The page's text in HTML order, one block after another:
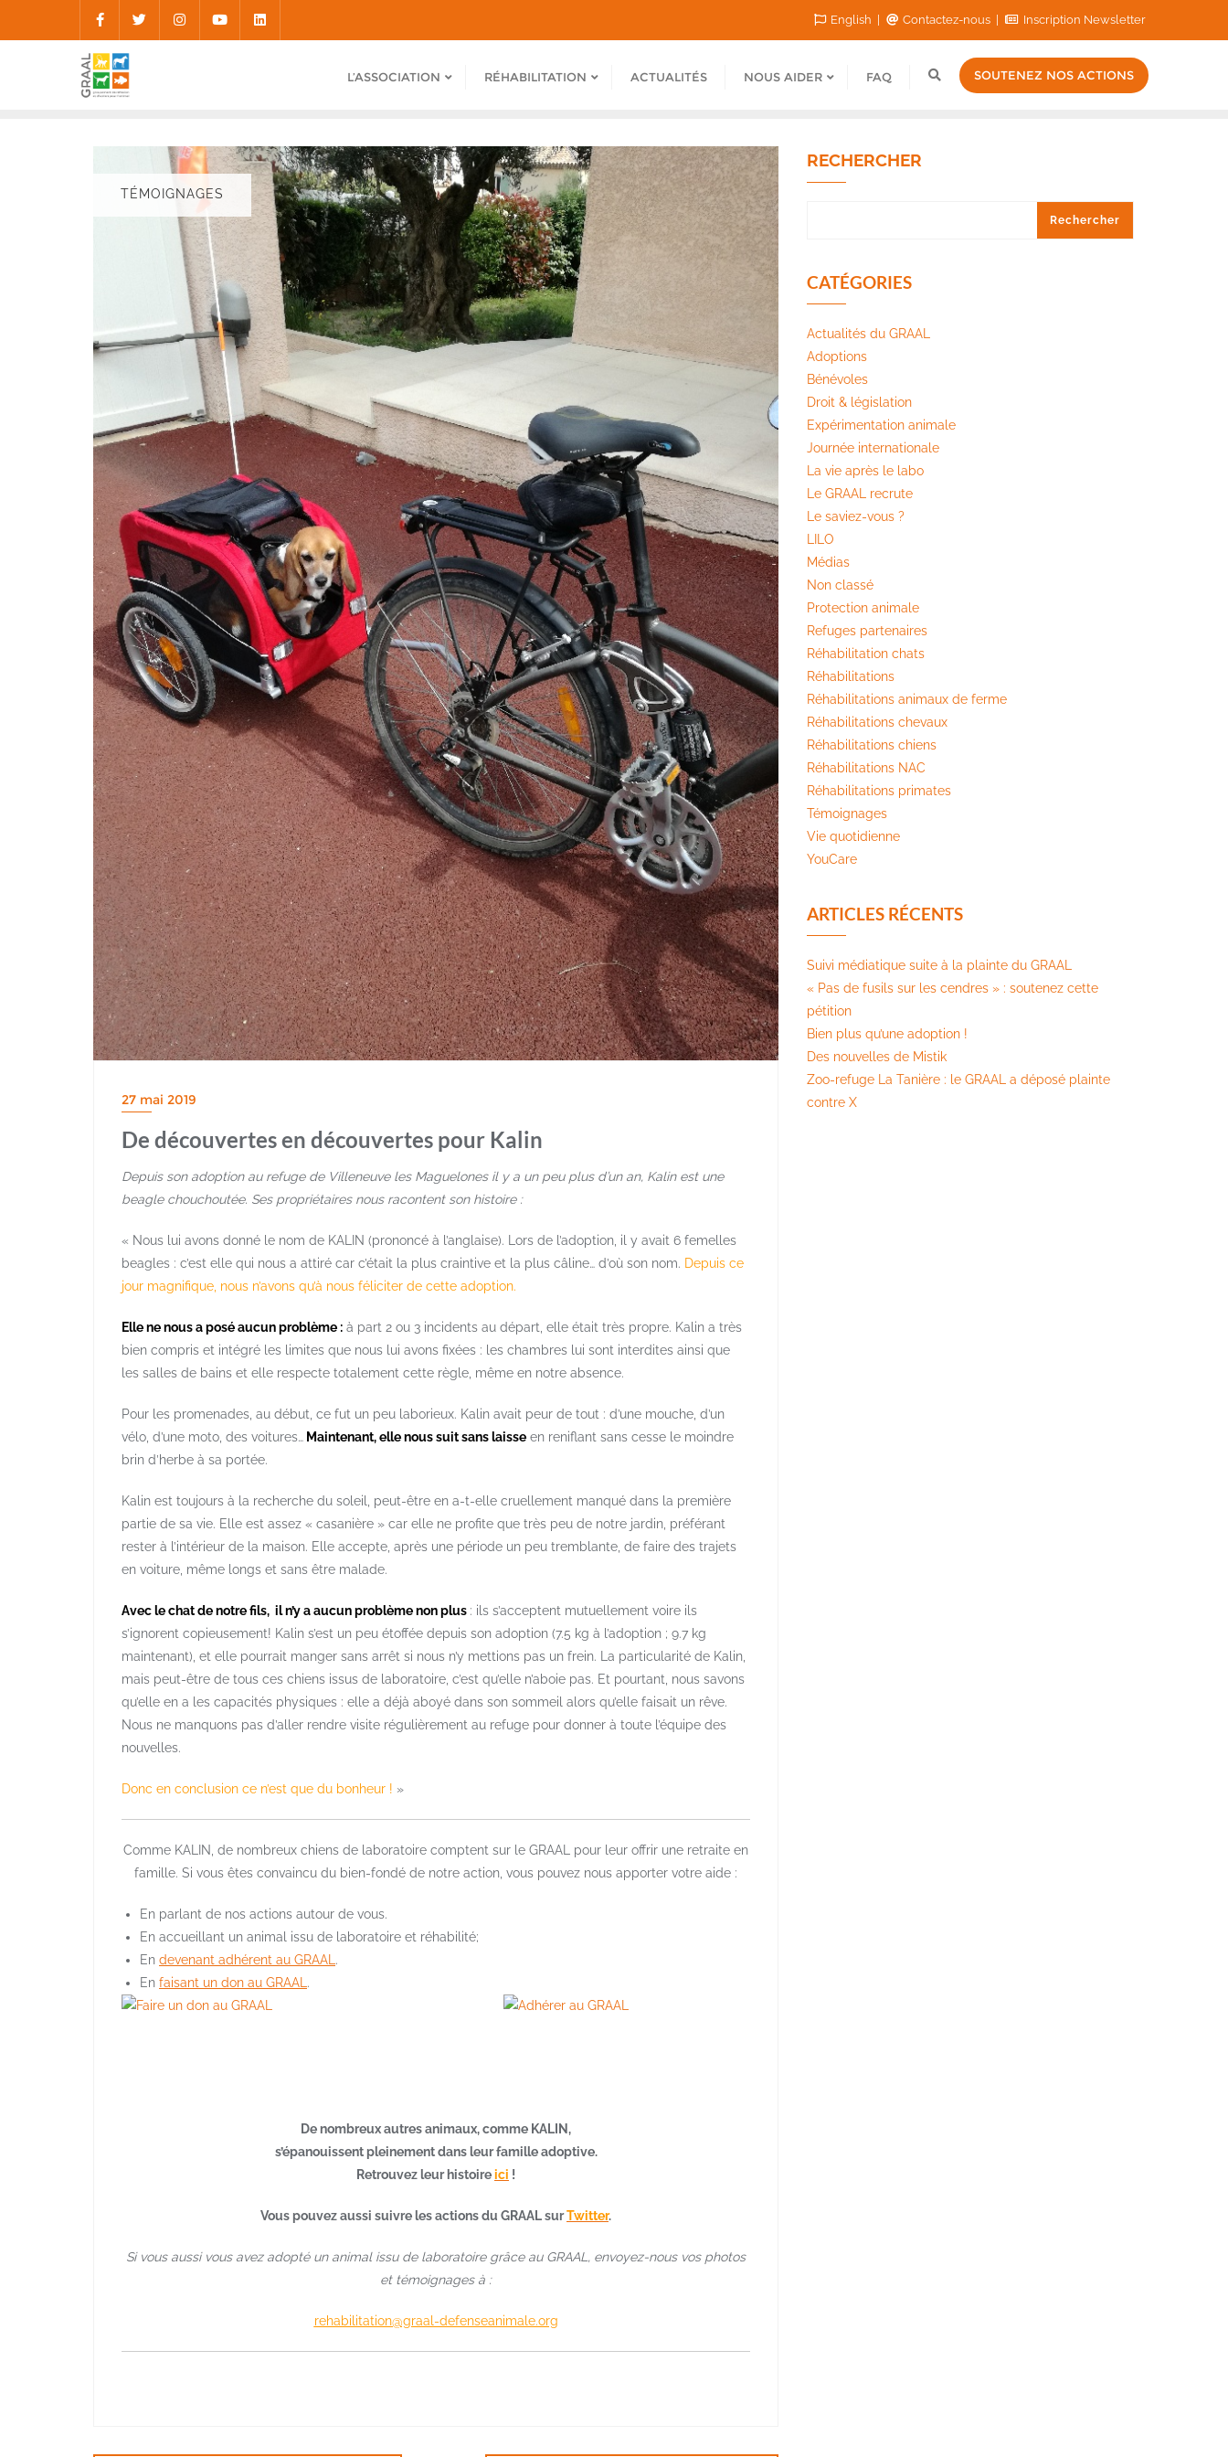
English Contactez-nous Inscription Newsletter
L’ASSOCIATION RÉHABILITATION ACTUALITÉS NOUS AIDER FAQ SOUTENEZ NOS ACTIONS
TÉMOIGNAGES
27 mai 2019
De découvertes en découvertes pour Kalin
Depuis son adoption au refuge de Villeneuve les Maguelones il y a un peu plus d’un an, Kalin est une
beagle chouchoutée. Ses propriétaires nous racontent son histoire :
« Nous lui avons donné le nom de KALIN (prononcé à l’anglaise). Lors de l’adoption, il y avait 6 femelles
beagles : c’est elle qui nous a attiré car c’était la plus craintive et la plus câline… d’où son nom. Depuis ce
jour magnifique, nous n’avons qu’à nous féliciter de cette adoption.
Elle ne nous a posé aucun problème : à part 2 ou 3 incidents au départ, elle était très propre. Kalin a très
bien compris et intégré les limites que nous lui avons fixées : les chambres lui sont interdites ainsi que
les salles de bains et elle respecte totalement cette règle, même en notre absence.
Pour les promenades, au début, ce fut un peu laborieux. Kalin avait peur de tout : d’une mouche, d’un
vélo, d’une moto, des voitures… Maintenant, elle nous suit sans laisse en reniflant sans cesse le moindre
brin d’herbe à sa portée.
Kalin est toujours à la recherche du soleil, peut-être en a-t-elle cruellement manqué dans la première
partie de sa vie. Elle est assez « casanière » car elle ne profite que très peu de notre jardin, préférant
rester à l’intérieur de la maison. Elle accepte, après une période un peu tremblante, de faire des trajets
en voiture, même longs et sans être malade.
Avec le chat de notre fils, il n’y a aucun problème non plus : ils s’acceptent mutuellement voire ils
s’ignorent copieusement! Kalin s’est un peu étoffée depuis son adoption (7.5 kg à l’adoption ; 9.7 kg
maintenant), et elle pourrait manger sans arrêt si nous n’y mettions pas un frein. La particularité de Kalin,
mais peut-être de tous ces chiens issus de laboratoire, c’est qu’elle n’aboie pas. Et pourtant, nous savons
qu’elle en a les capacités physiques : elle a déjà aboyé dans son sommeil alors qu’elle faisait un rêve.
Nous ne manquons pas d’aller rendre visite régulièrement au refuge pour donner à toute l’équipe des
nouvelles.
Donc en conclusion ce n’est que du bonheur ! »
Comme KALIN, de nombreux chiens de laboratoire comptent sur le GRAAL pour leur offrir une retraite en
famille. Si vous êtes convaincu du bien-fondé de notre action, vous pouvez nous apporter votre aide :
En parlant de nos actions autour de vous.
En accueillant un animal issu de laboratoire et réhabilité;
En devenant adhérent au GRAAL.
En faisant un don au GRAAL.
De nombreux autres animaux, comme KALIN,
s’épanouissent pleinement dans leur famille adoptive.
Retrouvez leur histoireici !
Vous pouvez aussi suivre les actions du GRAAL surTwitter.
Si vous aussi vous avez adopté un animal issu de laboratoire grâce au GRAAL, envoyez-nous vos photos
et témoignages à :
rehabilitation@graal-defenseanimale.org
Navigation
RECHERCHER
Rechercher
CATÉGORIES
Actualités du GRAAL
Adoptions
Bénévoles
Droit & législation
Expérimentation animale
Journée internationale
La vie après le labo
Le GRAAL recrute
Le saviez-vous ?
LILO
Médias
Non classé
Protection animale
Refuges partenaires
Réhabilitation chats
Réhabilitations
Réhabilitations animaux de ferme
Réhabilitations chevaux
Réhabilitations chiens
Réhabilitations NAC
Réhabilitations primates
Témoignages
Vie quotidienne
YouCare
ARTICLES RÉCENTS
Suivi médiatique suite à la plainte du GRAAL
« Pas de fusils sur les cendres » : soutenez cette
pétition​
Bien plus qu’une adoption !
Des nouvelles de Mistik
Zoo-refuge La Tanière : le GRAAL a déposé plainte
contre X